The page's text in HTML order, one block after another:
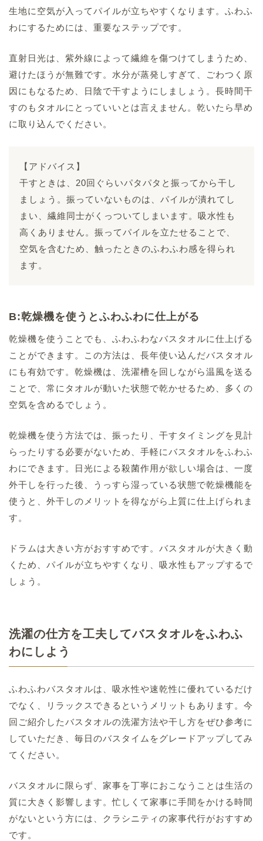
生地に空気が入ってパイルが立ちやすくなります。ふわふ
わにするためには、重要なステップです。
直射日光は、紫外線によって繊維を傷つけてしまうため、
避けたほうが無難です。水分が蒸発しすぎて、ごわつく原
因にもなるため、日陰で干すようにしましょう。長時間干
すのもタオルにとっていいとは言えません。乾いたら早め
に取り込んでください。
【アドバイス】
干すときは、20回ぐらいパタパタと振ってから干し
ましょう。振っていないものは、パイルが潰れてし
まい、繊維同士がくっついてしまいます。吸水性も
高くありません。振ってパイルを立たせることで、
空気を含むため、触ったときのふわふわ感を得られ
ます。
B:乾燥機を使うとふわふわに仕上がる
乾燥機を使うことでも、ふわふわなバスタオルに仕上げる
ことができます。この方法は、長年使い込んだバスタオル
にも有効です。乾燥機は、洗濯槽を回しながら温風を送る
ことで、常にタオルが動いた状態で乾かせるため、多くの
空気を含めるでしょう。
乾燥機を使う方法では、振ったり、干すタイミングを見計
らったりする必要がないため、手軽にバスタオルをふわふ
わにできます。日光による殺菌作用が欲しい場合は、一度
外干しを行った後、うっすら湿っている状態で乾燥機能を
使うと、外干しのメリットを得ながら上質に仕上げられま
す。
ドラムは大きい方がおすすめです。バスタオルが大きく動
くため、パイルが立ちやすくなり、吸水性もアップするで
しょう。
洗濯の仕方を工夫してバスタオルをふわふ
わにしよう
ふわふわバスタオルは、吸水性や速乾性に優れているだけ
でなく、リラックスできるというメリットもあります。今
回ご紹介したバスタオルの洗濯方法や干し方をぜひ参考に
していただき、毎日のバスタイムをグレードアップしてみ
てください。
バスタオルに限らず、家事を丁寧におこなうことは生活の
質に大きく影響します。忙しくて家事に手間をかける時間
がないという方には、クラシニティの家事代行がおすすめ
です。